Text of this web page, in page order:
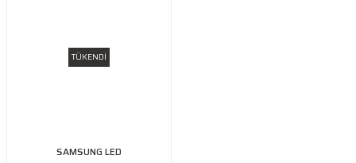
TÜKENDİ
SAMSUNG LED